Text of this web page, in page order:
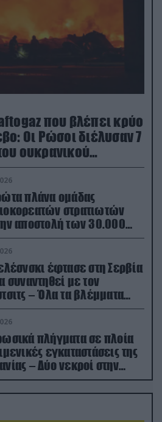
που βλέπει κρύο
Οι Ρώσοι διέλυσαν 7
ουκρανικού
πλάνα ομάδας
στρατιωτών
αποστολή των 30.000
στη Ρωσία (βίντεο)
έφτασε στη Σερβία
συναντηθεί με τον
τα βλέμματα
με τη Ρωσία
πλήγματα σε πλοία
εγκαταστάσεις της
– Δύο νεκροί στην